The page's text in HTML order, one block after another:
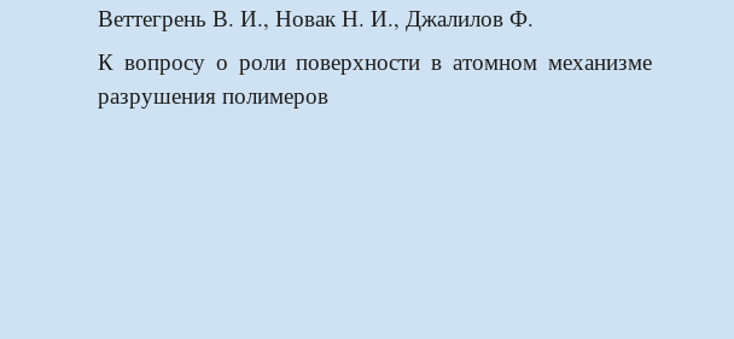
Веттегрень В. И., Новак Н. И., Джалилов Ф.
К вопросу о роли поверхности в атомном механизме
разрушения полимеров